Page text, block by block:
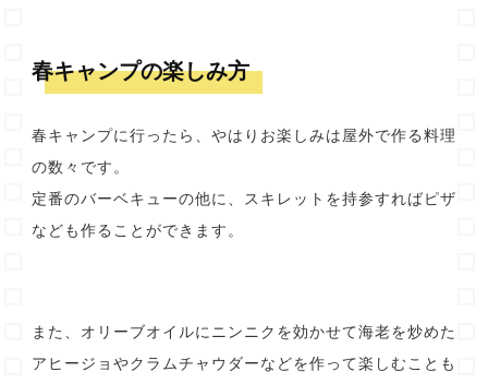
春キャンプの楽しみ方
春キャンプに行ったら、やはりお楽しみは屋外で作る料理
の数々です。
定番のバーベキューの他に、スキレットを持参すればピザ
なども作ることができます。
また、オリーブオイルにニンニクを効かせて海老を炒めた
アヒージョやクラムチャウダーなどを作って楽しむことも